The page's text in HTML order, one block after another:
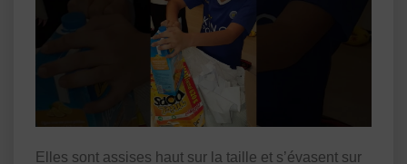
Elles sont assises haut sur la taille et s’évasent sur